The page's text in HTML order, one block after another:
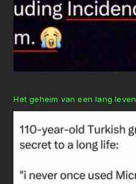
Het geheim van een lang leven